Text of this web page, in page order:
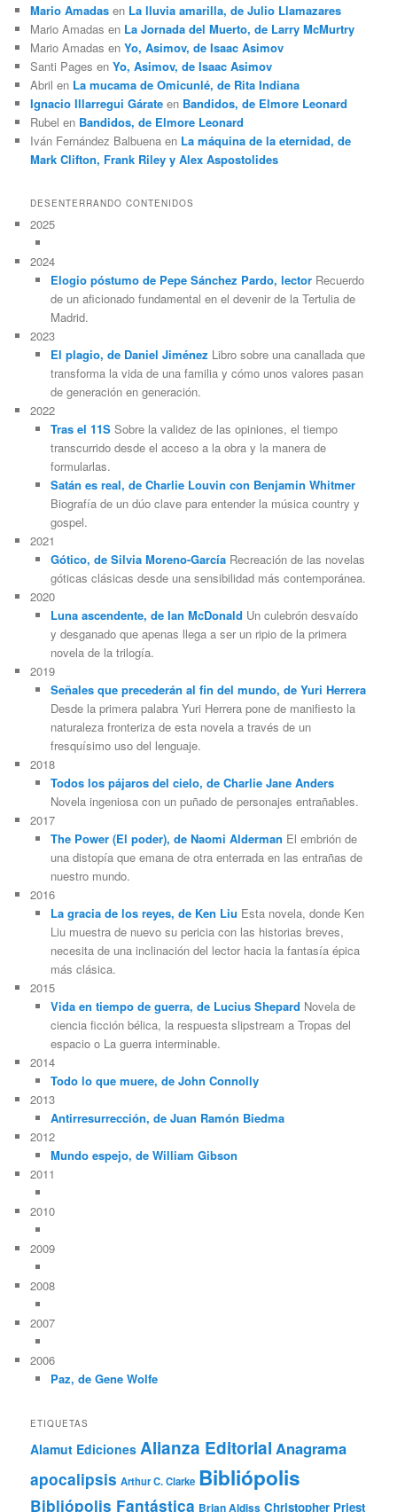
Mario Amadas en La lluvia amarilla, de Julio Llamazares
Mario Amadas en La Jornada del Muerto, de Larry McMurtry
Mario Amadas enYo, Asimov, de Isaac Asimov
Santi Pages enYo, Asimov, de Isaac Asimov
Abril en La mucama de Omicunlé, de Rita Indiana
Ignacio Illarregui Gárate en Bandidos, de Elmore Leonard
Rubel en Bandidos, de Elmore Leonard
Iván Fernández Balbuena en La máquina de la eternidad, de
Mark Clifton, Frank Riley y Alex Aspostolides
DESENTERRANDO CONTENIDOS
2025
2024
Elogio póstumo de Pepe Sánchez Pardo, lectorRecuerdo
de un aficionado fundamental en el devenir de la Tertulia de
Madrid.
2023
El plagio, de Daniel Jiménez Libro sobre una canallada que
transforma la vida de una familia y cómo unos valores pasan
de generación en generación.
2022
Tras el 11SSobre la validez de las opiniones, el tiempo
transcurrido desde el acceso a la obra y la manera de
formularlas.
Satán es real, de Charlie Louvin con Benjamin Whitmer
Biografía de un dúo clave para entender la música country y
gospel.
2021
Gótico, de Silvia Moreno-GarcíaRecreación de las novelas
góticas clásicas desde una sensibilidad más contemporánea.
2020
Luna ascendente, de Ian McDonald Un culebrón desvaído
y desganado que apenas llega a ser un ripio de la primera
novela de la trilogía.
2019
Señales que precederán al fin del mundo, de Yuri Herrera
Desde la primera palabra Yuri Herrera pone de manifiesto la
naturaleza fronteriza de esta novela a través de un
fresquísimo uso del lenguaje.
2018
Todos los pájaros del cielo, de Charlie Jane Anders
Novela ingeniosa con un puñado de personajes entrañables.
2017
The Power (El poder), de Naomi Alderman El embrión de
una distopía que emana de otra enterrada en las entrañas de
nuestro mundo.
2016
La gracia de los reyes, de Ken Liu Esta novela, donde Ken
Liu muestra de nuevo su pericia con las historias breves,
necesita de una inclinación del lector hacia la fantasía épica
más clásica.
2015
Vida en tiempo de guerra, de Lucius Shepard Novela de
ciencia ficción bélica, la respuesta slipstream a Tropas del
espacio o La guerra interminable.
2014
Todo lo que muere, de John Connolly
2013
Antirresurrección, de Juan Ramón Biedma
2012
Mundo espejo, de William Gibson
2011
2010
2009
2008
2007
2006
Paz, de Gene Wolfe
ETIQUETAS
Alamut Ediciones Alianza Editorial Anagrama
apocalipsis Arthur C. Clarke Bibliópolis
Bibliópolis Fantástica Brian Aldiss Christopher Priest